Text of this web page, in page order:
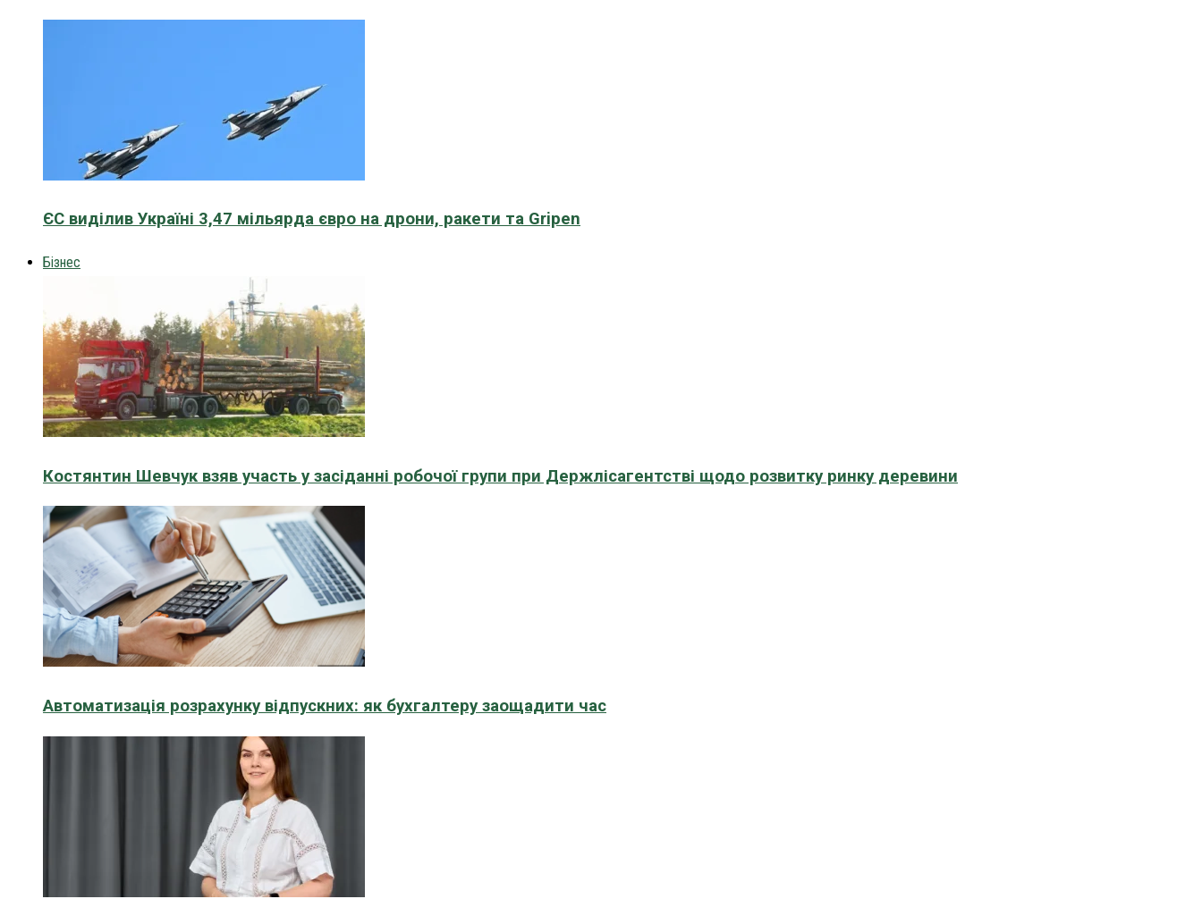
ЄС виділив Україні 3,47 мільярда євро на дрони, ракети та Gripen
Бізнес
Костянтин Шевчук взяв участь у засіданні робочої групи при Держлісагентстві щодо розвитку ринку деревини
Автоматизація розрахунку відпускних: як бухгалтеру заощадити час